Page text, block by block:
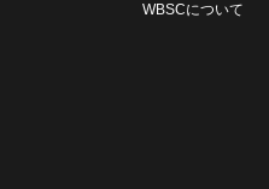
WBSCについて